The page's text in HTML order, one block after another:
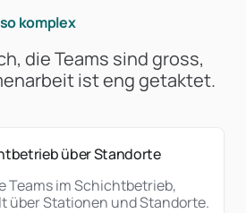
komplex
die Teams sind gross,
ist eng getaktet.
über Standorte
Teams im Schichtbetrieb,
über Stationen und Standorte.